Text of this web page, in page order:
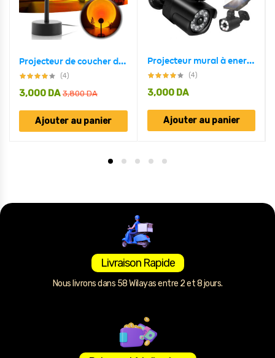
Projecteur de coucher de soleil rotatif à 180 ° USB décoration murale
(4)
3,800DA
3,000 DA
Ajouter au panier
Projecteur mural à energie solaire en forme de camera Avec Détecteur De Mouvement et détecteur jour/nuit
(4)
3,000 DA
Ajouter au panier
Livraison Rapide
Nous livrons dans 58 Wilayas entre 2 et 8 jours.